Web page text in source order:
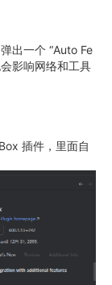
出一个 “Auto Fe
影响网络和工具
插件，里面自